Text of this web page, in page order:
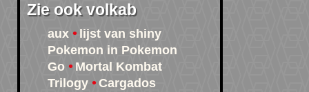
Zie ook volkab
aux
lijst van shiny
Pokemon in Pokemon
Go
Mortal Kombat
Trilogy
Cargados